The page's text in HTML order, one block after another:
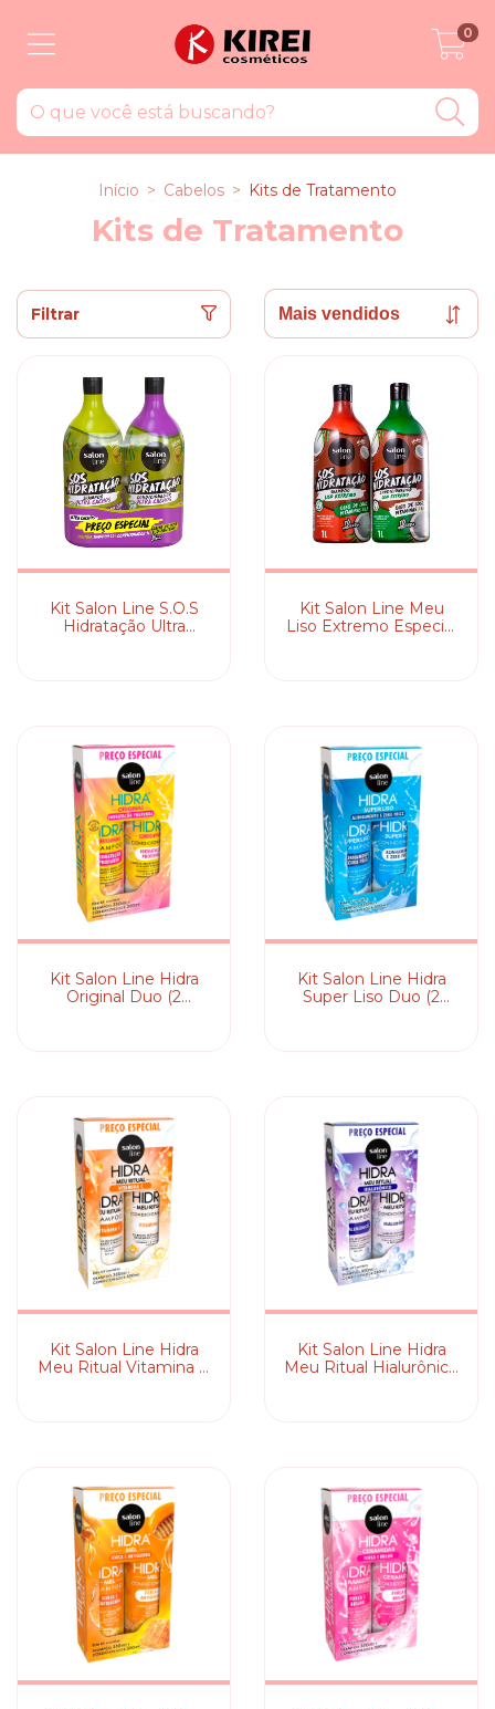
0
Início > Cabelos > Kits de Tratamento
Kits de Tratamento
Filtrar
Kit Salon Line S.O.S
Hidratação Ultra
Kit Salon Line Meu
Liso Extremo Especial
Kit Salon Line Hidra
Original Duo (2
Kit Salon Line Hidra
Super Liso Duo (2
Kit Salon Line Hidra
Meu Ritual Vitamina C
Kit Salon Line Hidra
Meu Ritual Hialurônico